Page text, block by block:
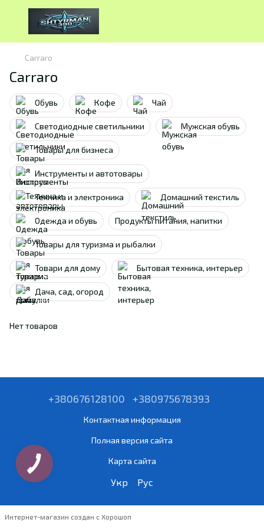
Carraro
Carraro
Обувь Кофе Чай
Светодиодные светильники Мужская обувь
Товары для бизнеса
Инструменты и автотовары
Техника и электроника Домашний текстиль
Одежда и обувь Продукты питания, напитки
Товары для туризма и рыбалки
Товари для дому Бытовая техника, интерьер
Дача, сад, огород
Нет товаров
+380676128100 +380975678393
Контактная информация
Полная версия сайта
Карта сайта
Укр Рус
Интернет-магазин создан с Хорошоп